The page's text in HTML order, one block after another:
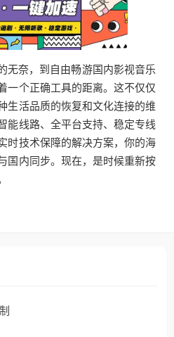
无奈，到自由畅游国内影视音乐
一个正确工具的距离。这不仅仅
生活品质的恢复和文化连接的维
能线路、全平台支持、稳定专线
时技术保障的解决方案，你的海
国内同步。现在，是时候重新按